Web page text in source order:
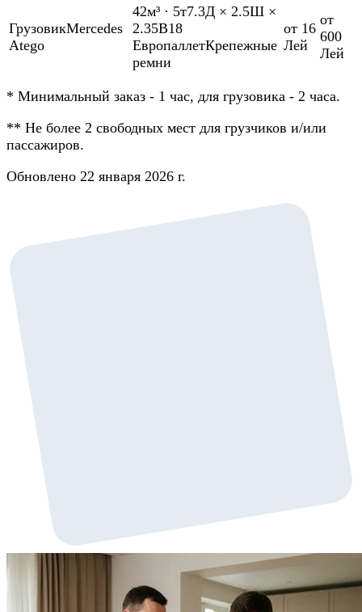
ГрузовикMercedes
Atego
42м³ · 5т7.3Д × 2.5Ш ×
2.35В18
ЕвропаллетКрепежные
ремни
от 16
Лей
от
600
Лей
* Минимальный заказ - 1 час, для грузовика - 2 часа.
** Не более 2 свободных мест для грузчиков и/или
пассажиров.
Обновлено 22 января 2026 г.